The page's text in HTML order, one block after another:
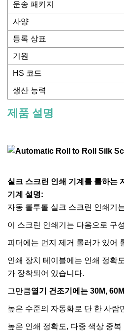
운송 패키지
사양
등록 상표
기원
HS 코드
생산 능력
제품 설명
실크 스크린 인쇄 기계를 롤하는
기계 설명:
자동 롤투롤 실크 스크린 인쇄기
이 스크린 인쇄기는 다음으로 구
피더에는 먼지 제거 롤러가 있어
인쇄 장치 테이블에는 인쇄 정확
가 장착되어 있습니다.
그만큼열기 건조기에는 30M,
높은 수준의 자동화로 단 한 사람
높은 인쇄 정확도, 다중 색상 중